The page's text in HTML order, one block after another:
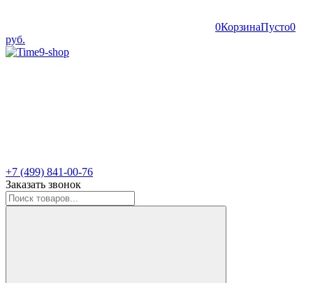
0КорзинаПусто0
руб.
+7 (499) 841-00-76
Заказать звонок